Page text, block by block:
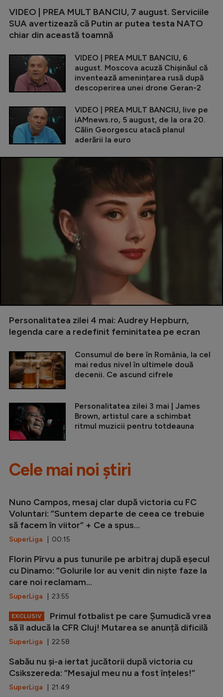
VIDEO | PREA MULT BANCIU, 7 august. Serviciile
SUA avertizează că Putin ar putea testa NATO
chiar din această toamnă
VIDEO | PREA MULT BANCIU, 6
august. Moscova acuză Chișinăul că
inventează amenințarea rusă după
descoperirea unei drone Geran-2
VIDEO | PREA MULT BANCIU, live pe
iAMnews.ro, 5 august, de la ora 20.
Călin Georgescu atacă planul
aderării la euro
Personalitatea zilei 4 mai: Audrey Hepburn,
legenda care a redefinit feminitatea pe ecran
Consumul de bere în România, la cel
mai redus nivel în ultimele două
decenii. Ce ascund cifrele
Personalitatea zilei 3 mai | James
Brown, artistul care a schimbat
ritmul muzicii pentru totdeauna
Cele mai noi știri
Nuno Campos, mesaj clar după victoria cu FC
Voluntari: ”Suntem departe de ceea ce trebuie
să facem în viitor” + Ce a spus...
SuperLiga | 00:15
Florin Pîrvu a pus tunurile pe arbitraj după eșecul
cu Dinamo: ”Golurile lor au venit din niște faze la
care noi reclamam...
SuperLiga | 23:55
EXCLUSIV
Primul fotbalist pe care Șumudică vrea
să îl aducă la CFR Cluj! Mutarea se anunță dificilă
SuperLiga | 22:58
Sabău nu și-a iertat jucătorii după victoria cu
Csikszereda: ”Mesajul meu nu a fost înțeles!”
SuperLiga | 21:49